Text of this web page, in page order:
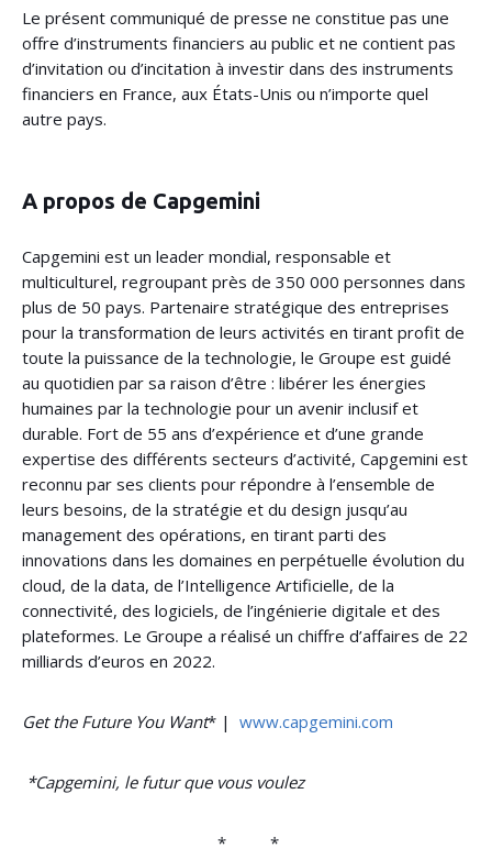
Le présent communiqué de presse ne constitue pas une
offre d’instruments financiers au public et ne contient pas
d’invitation ou d’incitation à investir dans des instruments
financiers en France, aux États-Unis ou n’importe quel
autre pays.
A propos de Capgemini
Capgemini est un leader mondial, responsable et
multiculturel, regroupant près de 350 000 personnes dans
plus de 50 pays. Partenaire stratégique des entreprises
pour la transformation de leurs activités en tirant profit de
toute la puissance de la technologie, le Groupe est guidé
au quotidien par sa raison d’être : libérer les énergies
humaines par la technologie pour un avenir inclusif et
durable. Fort de 55 ans d’expérience et d’une grande
expertise des différents secteurs d’activité, Capgemini est
reconnu par ses clients pour répondre à l’ensemble de
leurs besoins, de la stratégie et du design jusqu’au
management des opérations, en tirant parti des
innovations dans les domaines en perpétuelle évolution du
cloud, de la data, de l’Intelligence Artificielle, de la
connectivité, des logiciels, de l’ingénierie digitale et des
plateformes. Le Groupe a réalisé un chiffre d’affaires de 22
milliards d’euros en 2022.
Get the Future You Want* | www.capgemini.com
*Capgemini, le futur que vous voulez
* *